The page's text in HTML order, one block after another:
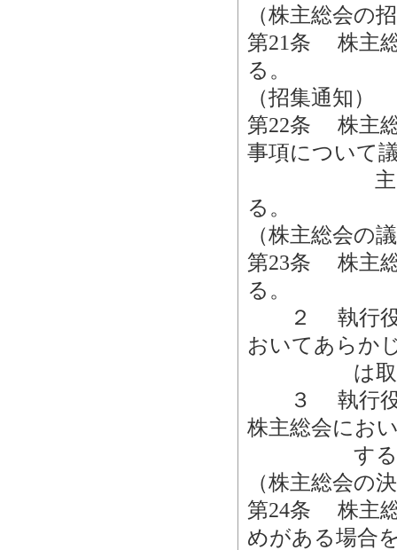
（株主総会の
第21条 株主
る。
（招集通知）
第22条 株主総
事項について
主に対し
る。
（株主総会の
第23条 株主
る。
２ 執行役社
おいてあらか
は取締役
３ 執行役又
株主総会にお
する
（株主総会の
第24条 株主
めがある場合